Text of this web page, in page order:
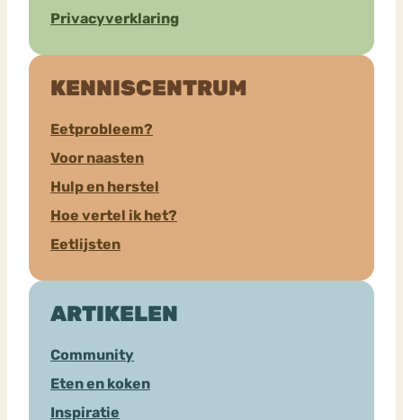
Privacyverklaring
KENNISCENTRUM
Eetprobleem?
Voor naasten
Hulp en herstel
Hoe vertel ik het?
Eetlijsten
ARTIKELEN
Community
Eten en koken
Inspiratie